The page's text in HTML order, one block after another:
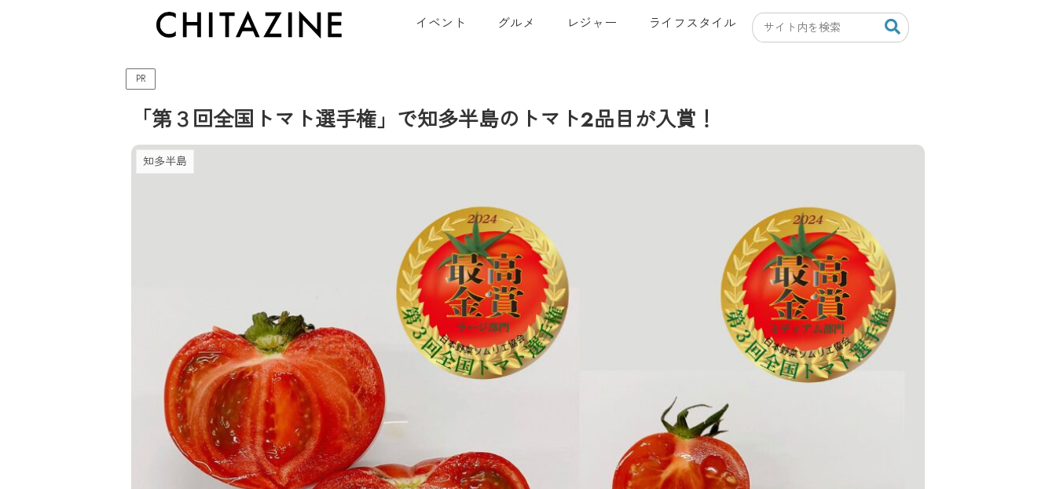
イベント グルメ レジャー ライフスタイル
PR
「第３回全国トマト選手権」で知多半島のトマト2品目が入賞！
知多半島